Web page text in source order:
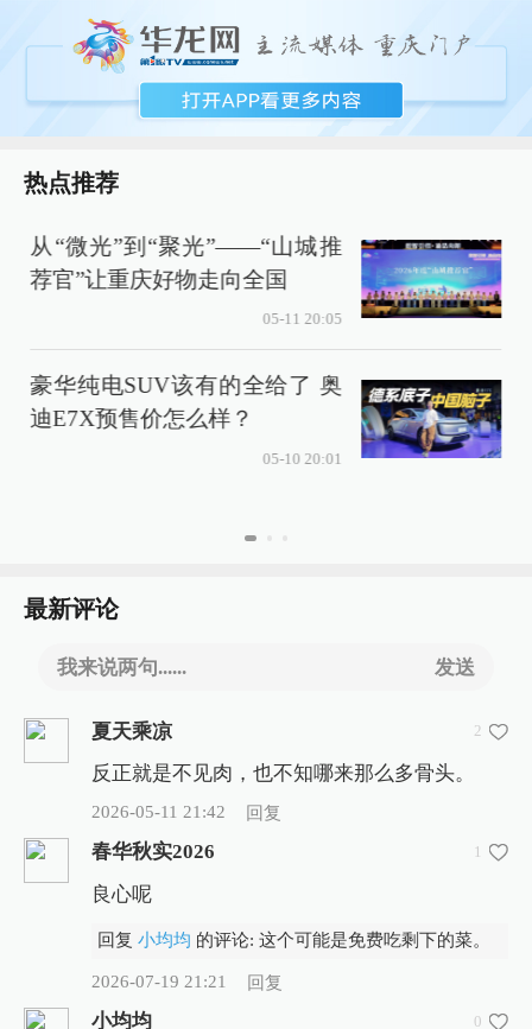
热点推荐
从“微光”到“聚光”——“山城推
荐官”让重庆好物走向全国
05-11 20:05
豪华纯电SUV该有的全给了 奥
迪E7X预售价怎么样？
05-10 20:01
最新评论
我来说两句...... 发送
夏天乘凉 2
反正就是不见肉，也不知哪来那么多骨头。
2026-05-11 21:42 回复
春华秋实2026 1
良心呢
回复小均均 的评论: 这个可能是免费吃剩下的菜。
2026-07-19 21:21 回复
小均均 0